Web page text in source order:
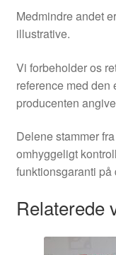
Medmindre andet
illustrative.
Vi forbeholder os
reference med den
producenten
Delene stammer
omhyggeligt
funktionsgaranti på
Relaterede